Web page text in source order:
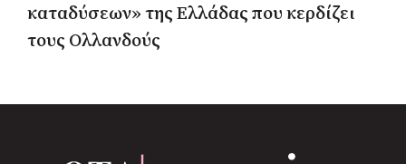
καταδύσεων» της Ελλάδας που κερδίζει
τους Ολλανδούς